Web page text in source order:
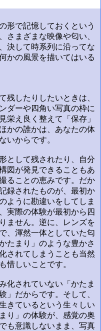
形で記憶しておくという
さまざまな映像や匂い、
決して時系列に沿ってな
かの風景を描いてはいる
残したりしたいときは、
ダーや四角い写真の枠に
栄え良く整えて「保存」
かの誰かは、あなたの体
いからです。
として残されたり、自分
図が発見できることもあ
ることの恵みです。だか
録されたものが、最初か
ように勘違いをしてしま
実際の体験が最初から四
ません。逆に、レンズを
、渾然一体としていた匂
たまり」のような豊かさ
されてしまうことも当然
惜しいことです。
化されていない「かたま
」だからです。そして、
きているという生々しい
り」の体験が、感覚の奥
も意識しないまま、写真